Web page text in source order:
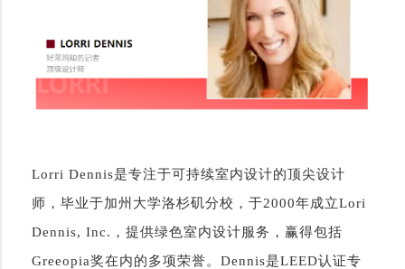
Lorri Dennis是专注于可持续室内设计的顶尖设计
师，毕业于加州大学洛杉矶分校，于2000年成立Lori
Dennis, Inc.，提供绿色室内设计服务，赢得包括
Greeopia奖在内的多项荣誉。Dennis是LEED认证专